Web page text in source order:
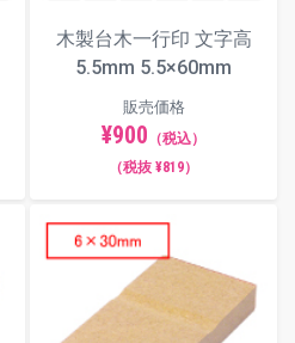
木製台木一行印 文字高
5.5mm 5.5×60mm
販売価格
¥900 （税込）
（税抜 ¥819）